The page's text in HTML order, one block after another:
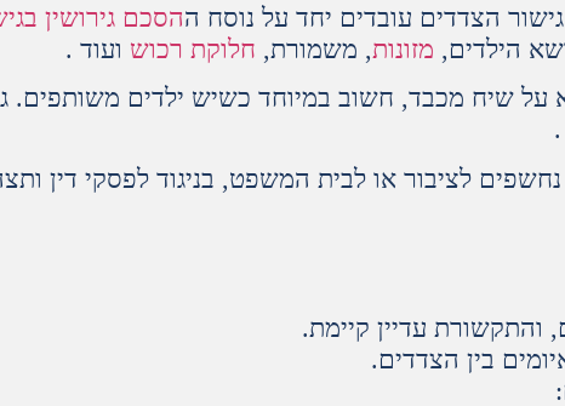
הצדדים עובדים יחד על נוסח ההסכם גירושין
הילדים, מזונות, משמורת, חלוקת רכוש ועוד .
שיח מכבד, חשוב במיוחד כשיש ילדים משותפים.
לציבור או לבית המשפט, בניגוד לפסקי דין
והתקשורת עדיין קיימת.
בין הצדדים.